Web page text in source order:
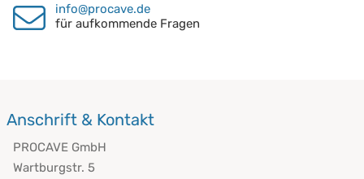
info@procave.de
für aufkommende Fragen
Anschrift & Kontakt
PROCAVE GmbH
Wartburgstr. 5